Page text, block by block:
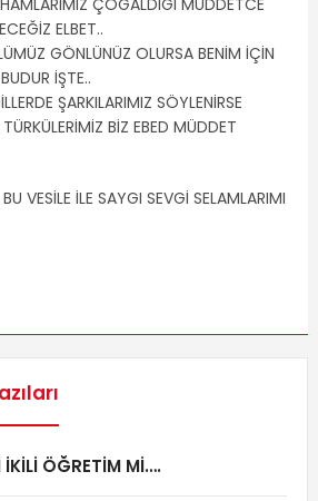
ELBET..
GÖNLÜNÜZ OLURSA BENİM İÇİN
İŞTE..
ŞARKILARIMIZ SÖYLENİRSE
BİZ EBED MÜDDET
VESİLE İLE SAYGI SEVGİ SELAMLARIMI
İKİLİ ÖĞRETİM Mİ….